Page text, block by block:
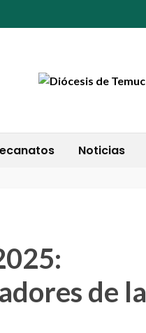
Noticias
de la